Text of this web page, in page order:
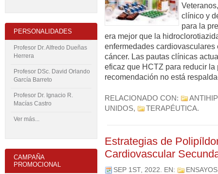
clínico y
para la
era mejor que la
enfermedades
cáncer. Las pautas clínicas
eficaz que HCTZ para reducir la
recomendación no está
RELACIONADO CON:
UNIDOS, TERAPÉUTICA.
Estrategias de
Cardiovascular
SEP 1ST, 2022. EN:
PERSONALIDADES
Profesor Dr. Alfredo Dueñas
Herrera
Profesor DSc. David Orlando
García Barreto
Profesor Dr. Ignacio R.
Macías Castro
Ver más...
CAMPAÑA
PROMOCIONAL